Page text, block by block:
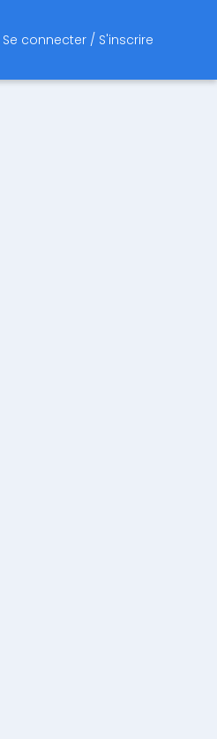
Se connecter / S'inscrire